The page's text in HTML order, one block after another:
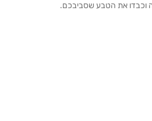
וכבדו את הטבע שסביבכם.